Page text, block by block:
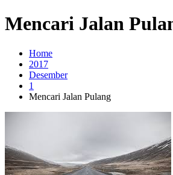
Mencari Jalan
Home
2017
Desember
1
Mencari Jalan Pulang